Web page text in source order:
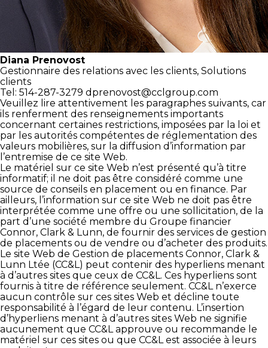
Diana Prenovost
Gestionnaire des relations avec les clients, Solutions
clients
Tel: 514-287-3279 dprenovost@cclgroup.com
Veuillez lire attentivement les paragraphes suivants, car
ils renferment des renseignements importants
concernant certaines restrictions, imposées par la loi et
par les autorités compétentes de réglementation des
valeurs mobilières, sur la diffusion d’information par
l’entremise de ce site Web.
Le matériel sur ce site Web n’est présenté qu’à titre
informatif; il ne doit pas être considéré comme une
source de conseils en placement ou en finance. Par
ailleurs, l’information sur ce site Web ne doit pas être
interprétée comme une offre ou une sollicitation, de la
part d’une société membre du Groupe financier
Connor, Clark & Lunn, de fournir des services de gestion
de placements ou de vendre ou d’acheter des produits.
Le site Web de Gestion de placements Connor, Clark &
Lunn Ltée (CC&L) peut contenir des hyperliens menant
à d’autres sites que ceux de CC&L. Ces hyperliens sont
fournis à titre de référence seulement. CC&L n’exerce
aucun contrôle sur ces sites Web et décline toute
responsabilité à l’égard de leur contenu. L’insertion
d’hyperliens menant à d’autres sites Web ne signifie
aucunement que CC&L approuve ou recommande le
matériel sur ces sites ou que CC&L est associée à leurs